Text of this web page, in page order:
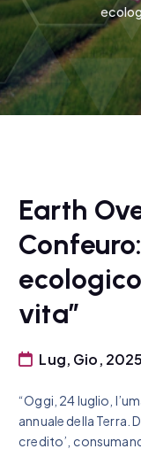
Earth
vita”
Lug, Gio, 2025
“Oggi, 24 luglio,
annuale della Terra.
credito’,